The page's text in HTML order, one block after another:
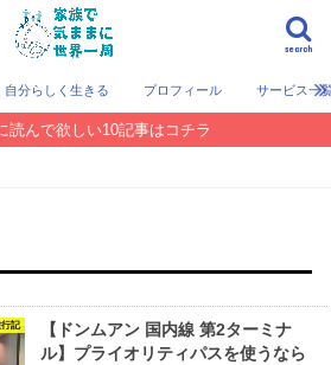
search
自分らしく生きる プロフィール サービス一
読んで欲しい10記事はコチラ
行記
【ドンムアン 国内線 第2ターミナ
ル】プライオリティパスを使うなら